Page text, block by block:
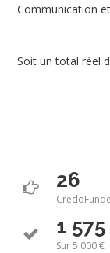
Communication
Soit un total réel
26
1
Sur 5 000 €